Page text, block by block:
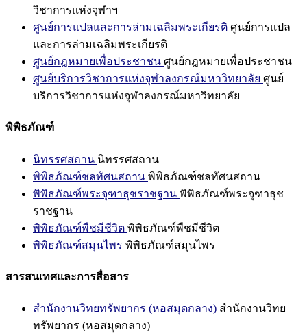
วิชาการแห่งจุฬาฯ
ศูนย์การแปลและการล่ามเฉลิมพระเกียรติ ศูนย์การแปล
และการล่ามเฉลิมพระเกียรติ
ศูนย์กฎหมายเพื่อประชาชน ศูนย์กฎหมายเพื่อประชาชน
ศูนย์บริการวิชาการแห่งจุฬาลงกรณ์มหาวิทยาลัย ศูนย์
บริการวิชาการแห่งจุฬาลงกรณ์มหาวิทยาลัย
พิพิธภัณฑ์
นิทรรศสถาน นิทรรศสถาน
พิพิธภัณฑ์ชลทัศนสถาน พิพิธภัณฑ์ชลทัศนสถาน
พิพิธภัณฑ์พระจุฑาธุชราชฐาน พิพิธภัณฑ์พระจุฑาธุช
ราชฐาน
พิพิธภัณฑ์พืชมีชีวิต พิพิธภัณฑ์พืชมีชีวิต
พิพิธภัณฑ์สมุนไพร พิพิธภัณฑ์สมุนไพร
สารสนเทศและการสื่อสาร
สำนักงานวิทยทรัพยากร (หอสมุดกลาง) สำนักงานวิทย
ทรัพยากร (หอสมุดกลาง)